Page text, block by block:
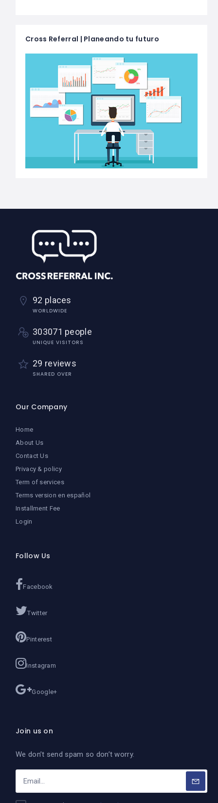
Cross Referral | Planeando tu futuro
92 places
WORLDWIDE
303071 people
UNIQUE VISITORS
29 reviews
SHARED OVER
Our Company
Home
About Us
Contact Us
Privacy & policy
Term of services
Terms version en español
Installment Fee
Login
Follow Us
Facebook
Twitter
Pinterest
Instagram
Google+
Join us on
We don’t send spam so don’t worry.